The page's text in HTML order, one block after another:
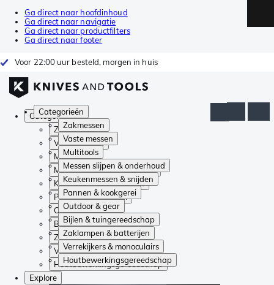
Ga direct naar hoofdinhoud
Ga direct naar navigatie
Ga direct naar productfilters
Ga direct naar footer
Voor 22:00 uur besteld, morgen in huis
Categorieën
Zakmessen
Vaste messen
Multitools
Messen slijpen & onderhoud
Keukenmessen & snijden
Pannen & kookgerei
Outdoor & gear
Bijlen & tuingereedschap
Zaklampen & batterijen
Verrekijkers & monoculairs
Houtbewerkingsgereedschap
Categorieën
Zakmessen
Vaste messen
Multitools
Messen slijpen & onderhoud
Keukenmessen & snijden
Pannen & kookgerei
Outdoor & gear
Bijlen & tuingereedschap
Zaklampen & batterijen
Verrekijkers & monoculairs
Houtbewerkingsgereedschap
Explore